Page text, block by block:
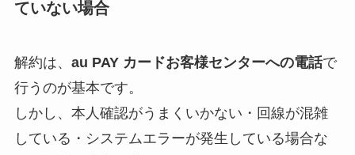
ていない場合
解約は、 au PAY カードお客様センターへの電話で
行うのが基本です。
しかし、本人確認がうまくいかない・回線が混雑
している・システムエラーが発生している場合な